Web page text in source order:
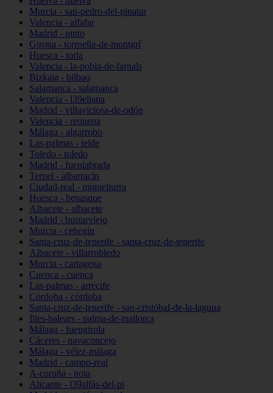
Murcia - san-pedro-del-pinatar
Valencia - alfafar
Madrid - pinto
Girona - torroella-de-montgrí
Huesca - torla
Valencia - la-pobla-de-farnals
Bizkaia - bilbao
Salamanca - salamanca
Valencia - l39eliana
Madrid - villaviciosa-de-odón
Valencia - requena
Málaga - algarrobo
Las-palmas - telde
Toledo - toledo
Madrid - fuenlabrada
Teruel - albarracín
Ciudad-real - miguelturra
Huesca - benasque
Albacete - albacete
Madrid - bustarviejo
Murcia - cehegín
Santa-cruz-de-tenerife - santa-cruz-de-tenerife
Albacete - villarrobledo
Murcia - cartagena
Cuenca - cuenca
Las-palmas - arrecife
Córdoba - córdoba
Santa-cruz-de-tenerife - san-cristóbal-de-la-laguna
Illes-balears - palma-de-mallorca
Málaga - fuengirola
Cáceres - navaconcejo
Málaga - vélez-málaga
Madrid - campo-real
A-coruña - noia
Alicante - l39alfàs-del-pi